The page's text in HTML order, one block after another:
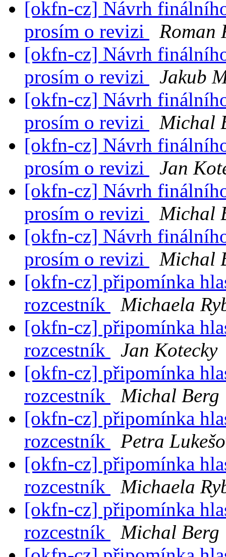
[okfn-cz] Návrh
prosím o revizi
Roman
[okfn-cz] Návrh
prosím o revizi
Jakub
[okfn-cz] Návrh
prosím o revizi
Michal
[okfn-cz] Návrh
prosím o revizi
Jan
[okfn-cz] Návrh
prosím o revizi
Michal
[okfn-cz] Návrh
prosím o revizi
Michal
[okfn-cz] připomínka
rozcestník
Michaela
[okfn-cz] připomínka
rozcestník
Jan Kotecky
[okfn-cz] připomínka
rozcestník
Michal Berg
[okfn-cz] připomínka
rozcestník
Petra
[okfn-cz] připomínka
rozcestník
Michaela
[okfn-cz] připomínka
rozcestník
Michal Berg